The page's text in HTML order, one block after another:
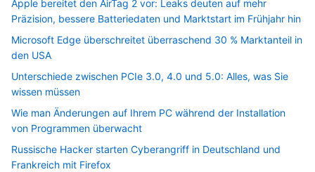
Apple bereitet den AirTag 2 vor: Leaks deuten auf mehr
Präzision, bessere Batteriedaten und Marktstart im Frühjahr hin
Microsoft Edge überschreitet überraschend 30 % Marktanteil in
den USA
Unterschiede zwischen PCIe 3.0, 4.0 und 5.0: Alles, was Sie
wissen müssen
Wie man Änderungen auf Ihrem PC während der Installation
von Programmen überwacht
Russische Hacker starten Cyberangriff in Deutschland und
Frankreich mit Firefox